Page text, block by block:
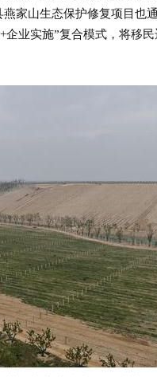
家山生态保护修复项目也
业实施”复合模式，将移